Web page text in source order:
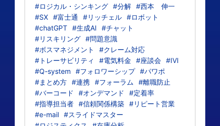
#ロジカル・シンキング #分解 #西本 伸一
#SX #富士通 #リッチェル #ロボット
#chatGPT #生成AI
#チャット
#リスキリング #問題意識
#ボスマネジメント
#クレーム対応
#トレーサビリティ
#電気料金 #座談会 #IVI
#Q-system
#フォロワーシップ #パワポ
#まとめ方 #連携 #フォーラム
#離職防止
#バーコード
#オンデマンド
#定着率
#指導担当者 #信頼関係構築 #リピート営業
#e-mail #スライドマスター